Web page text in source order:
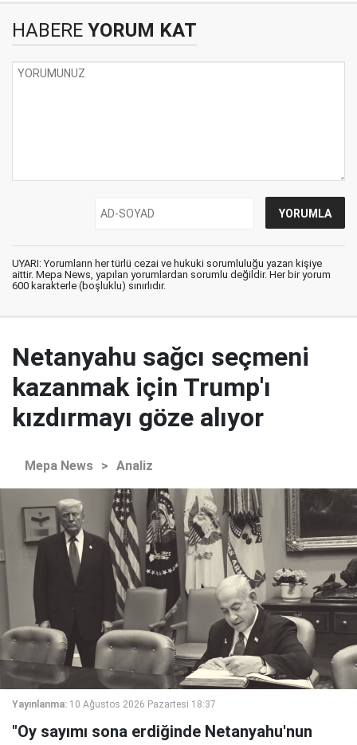
HABERE YORUM KAT
UYARI: Yorumların her türlü cezai ve hukuki sorumluluğu yazan kişiye
aittir. Mepa News, yapılan yorumlardan sorumlu değildir. Her bir yorum
600 karakterle (boşluklu) sınırlıdır.
Netanyahu sağcı seçmeni
kazanmak için Trump'ı
kızdırmayı göze alıyor
Mepa News > Analiz
Yayınlanma: 10 Ağustos 2026 Pazartesi 18:37
"Oy sayımı sona erdiğinde Netanyahu'nun